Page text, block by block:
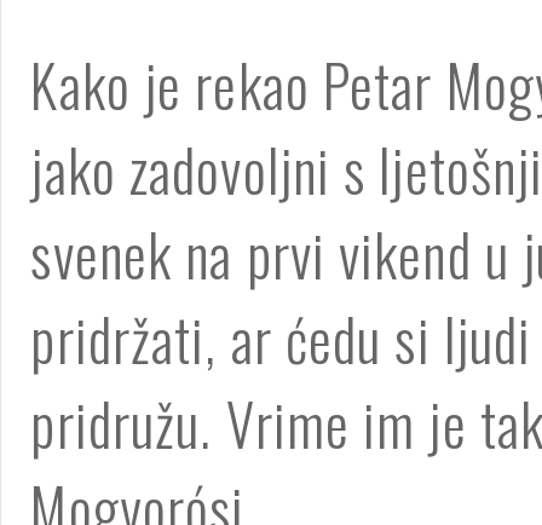
Kako je rekao Petar
jako zadovoljni s
svenek na prvi vikend u
pridržati, ar ćedu si
pridružu. Vrime im je
Mogyorósi.